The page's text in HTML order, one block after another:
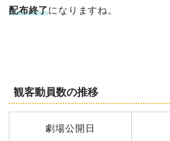
配布終了になりますね。
観客動員数の推移
劇場公開日